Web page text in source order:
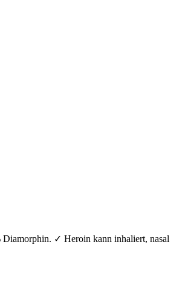
✓ Heroin kann inhaliert, nasal